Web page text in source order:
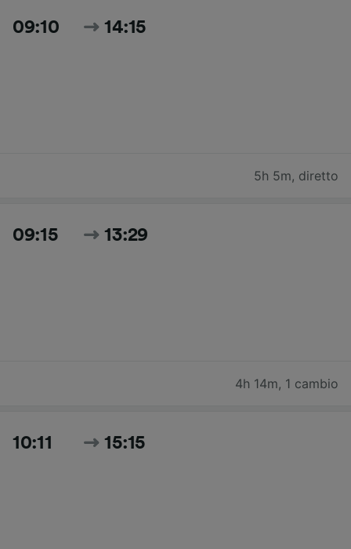
09:10 14:15
5h 5m, diretto
09:15 13:29
4h 14m, 1 cambio
10:11 15:15